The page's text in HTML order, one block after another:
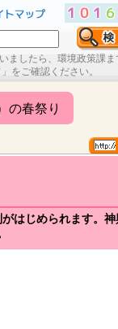
ましたら、環境政策課
をご確認ください。
の春祭り
はじめられます。神